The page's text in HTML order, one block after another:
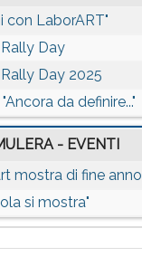
con LaborART"
Day
Day 2025
da definire..."
- EVENTI
mostra di fine anno
si mostra"